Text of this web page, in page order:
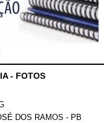
- FOTOS
DOS RAMOS - PB